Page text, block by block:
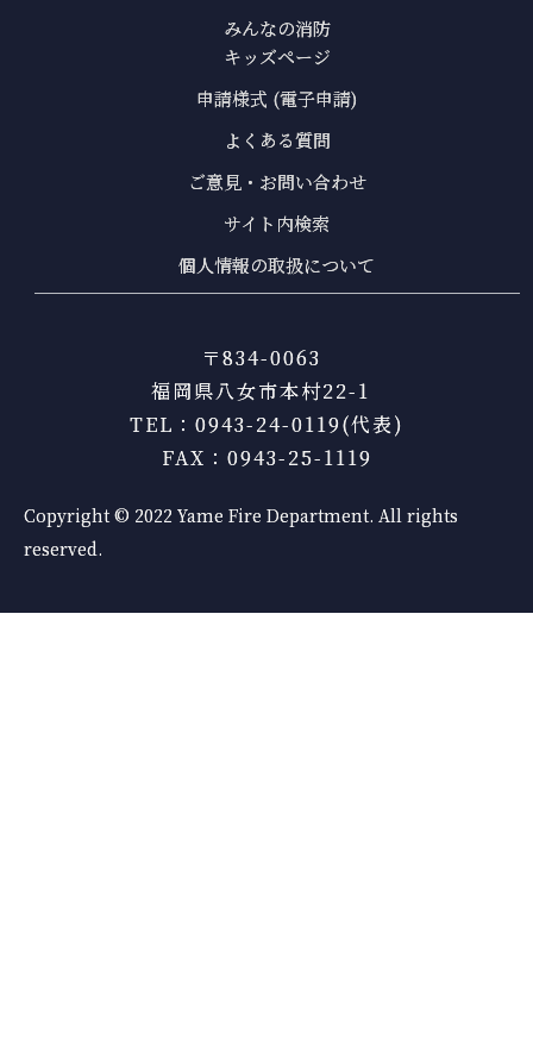
みんなの消防
キッズページ
申請様式 (電子申請)
よくある質問
ご意見・お問い合わせ
サイト内検索
個人情報の取扱について
〒834-0063
福岡県八女市本村22-1
TEL：0943-24-0119(代表)
FAX：0943-25-1119
Copyright © 2022 Yame Fire Department. All rights
reserved.